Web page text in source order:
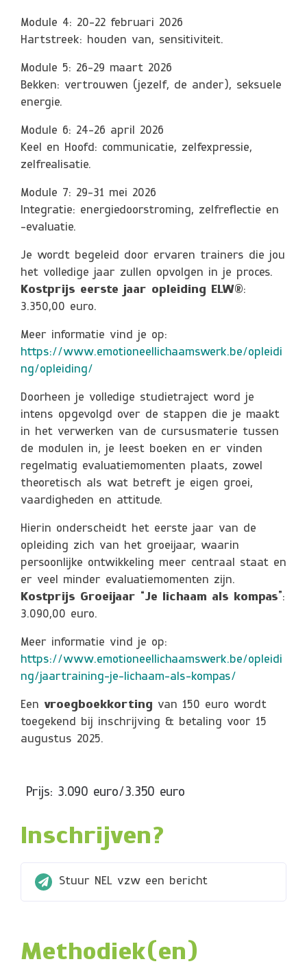
Methodiek(en)
Module 4: 20-22 februari 2026
Hartstreek: houden van, sensitiviteit.
Module 5: 26-29 maart 2026
Bekken: vertrouwen (jezelf, de ander), seksuele
energie.
Module 6: 24-26 april 2026
Keel en Hoofd: communicatie, zelfexpressie,
zelfrealisatie.
Module 7: 29-31 mei 2026
Integratie: energiedoorstroming, zelfreflectie en
-evaluatie.
Je wordt begeleid door ervaren trainers die jou
het volledige jaar zullen opvolgen in je proces.
Kostprijs eerste jaar opleiding ELW®:
3.350,00 euro.
Meer informatie vind je op:
https://www.emotioneellichaamswerk.be/opleidi
ng/opleiding/
Doorheen je volledige studietraject word je
intens opgevolgd over de stappen die je maakt
in het verwerken van de cursusmaterie tussen
de modulen in, je leest boeken en er vinden
regelmatig evaluatiemomenten plaats, zowel
theoretisch als wat betreft je eigen groei,
vaardigheden en attitude.
Hierin onderscheidt het eerste jaar van de
opleiding zich van het groeijaar, waarin
persoonlijke ontwikkeling meer centraal staat en
er veel minder evaluatiemomenten zijn.
Kostprijs Groeijaar “Je lichaam als kompas” :
3.090,00 euro.
Meer informatie vind je op:
https://www.emotioneellichaamswerk.be/opleidi
ng/jaartraining-je-lichaam-als-kompas/
Een vroegboekkorting van 150 euro wordt
toegekend bij inschrijving & betaling voor 15
augustus 2025.
Prijs: 3.090 euro/3.350 euro
Inschrijven?
Stuur NEL vzw een bericht